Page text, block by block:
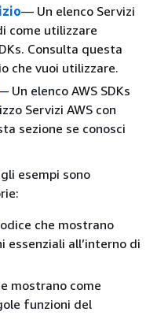
— Un elenco Servizi
come utilizzare
Consulta questa
che vuoi utilizzare.
Un elenco AWS SDKs
Servizi AWS con
sezione se conosci
esempi sono
che mostrano
essenziali all’interno di
mostrano come
funzioni del